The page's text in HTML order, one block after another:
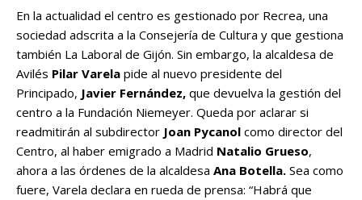
En la actualidad el centro es gestionado por Recrea, una
sociedad adscrita a la Consejería de Cultura y que gestiona
también La Laboral de Gijón. Sin embargo, la alcaldesa de
Avilés Pilar Varela pide al nuevo presidente del
Principado, Javier Fernández, que devuelva la gestión del
centro a la Fundación Niemeyer. Queda por aclarar si
readmitirán al subdirector Joan Pycanol como director del
Centro, al haber emigrado a Madrid Natalio Grueso,
ahora a las órdenes de la alcaldesa Ana Botella. Sea como
fuere, Varela declara en rueda de prensa: “Habrá que